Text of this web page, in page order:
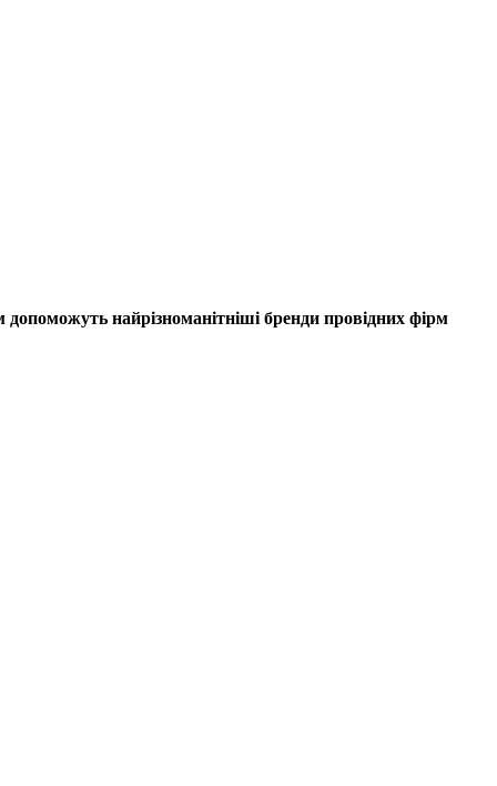
найрізноманітніші бренди провідних фірм